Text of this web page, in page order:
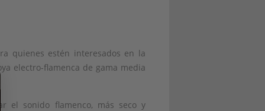
quienes estén interesados en la
electro-flamenca de gama media
el sonido flamenco, más seco y